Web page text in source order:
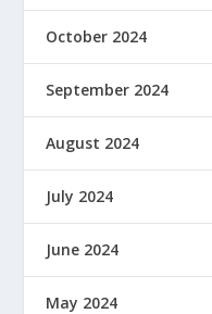
October 2024
September 2024
August 2024
July 2024
June 2024
May 2024